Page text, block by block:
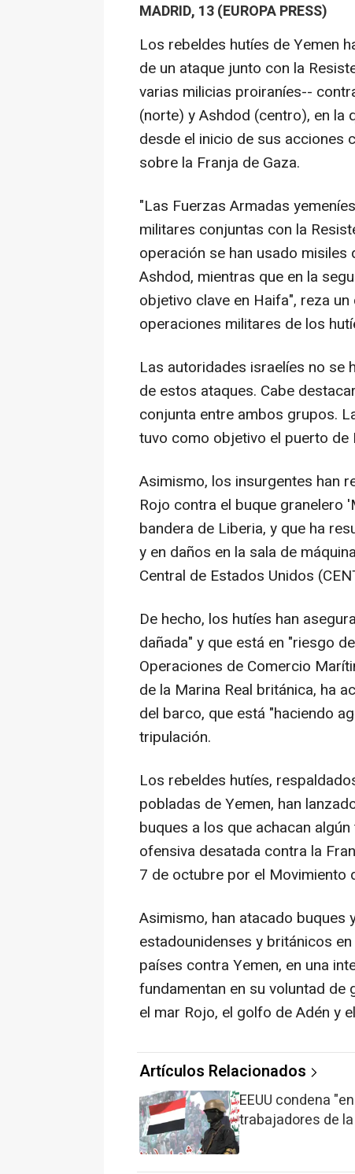
MADRID, 13 (EUROPA PRESS)
Los rebeldes hutíes de Yemen
de un ataque junto con la
varias milicias proiraníes--
(norte) y Ashdod (centro), en la
desde el inicio de sus acciones
sobre la Franja de Gaza.
"Las Fuerzas Armadas
militares conjuntas con la
operación se han usado misiles
Ashdod, mientras que en la
objetivo clave en Haifa", reza
operaciones militares de los
Las autoridades israelíes no se
de estos ataques. Cabe
conjunta entre ambos grupos.
tuvo como objetivo el puerto de
Asimismo, los insurgentes han
Rojo contra el buque granelero
bandera de Liberia, y que ha
y en daños en la sala de
Central de Estados Unidos
De hecho, los hutíes han
dañada" y que está en "riesgo
Operaciones de Comercio
de la Marina Real británica, ha
del barco, que está "haciendo
tripulación.
Los rebeldes hutíes,
pobladas de Yemen, han
buques a los que achacan
ofensiva desatada contra la
7 de octubre por el Movimiento
Asimismo, han atacado
estadounidenses y británicos
países contra Yemen, en una
fundamentan en su voluntad de
el mar Rojo, el golfo de Adén y
Artículos Relacionados
EEUU condena
trabajadores de